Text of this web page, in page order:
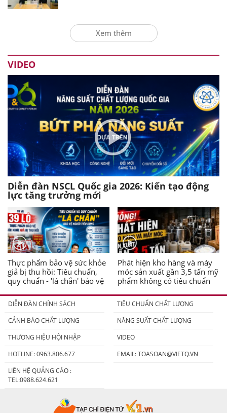
Xem thêm
VIDEO
Diễn đàn NSCL Quốc gia 2026: Kiến tạo động
lực tăng trưởng mới
Thực phẩm bảo vệ sức khỏe
giả bị thu hồi: Tiêu chuẩn,
quy chuẩn - 'lá chắn' bảo vệ
Phát hiện kho hàng và máy
móc sản xuất gần 3,5 tấn mỹ
phẩm không có tiêu chuẩn
DIỄN ĐÀN CHÍNH SÁCH
TIÊU CHUẨN CHẤT LƯỢNG
CẢNH BÁO CHẤT LƯỢNG
NĂNG SUẤT CHẤT LƯỢNG
THƯƠNG HIỆU HỘI NHẬP
VIDEO
HOTLINE: 0963.806.677
EMAIL:TOASOAN@VIETQ.VN
LIÊN HỆ QUẢNG CÁO :
TEL:0988.624.621